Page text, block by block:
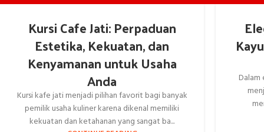
Kursi Cafe Jati: Perpaduan
Estetika, Kekuatan, dan
Kenyamanan untuk Usaha
Anda
Kursi kafe jati menjadi pilihan favorit bagi banyak
pemilik usaha kuliner karena dikenal memiliki
kekuatan dan ketahanan yang sangat ba...
Dalam